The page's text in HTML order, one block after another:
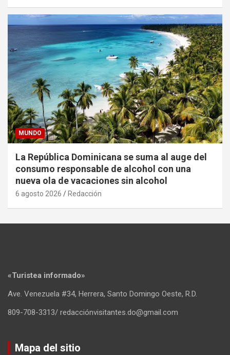
MUNDO
La República Dominicana se suma al auge del
consumo responsable de alcohol con una
nueva ola de vacaciones sin alcohol
6 agosto 2026 Redacción
«Turistea informado»
Ave. Venezuela #34, Herrera, Santo Domingo Oeste, R.D.
809-708-3313/ redacciónvisitantes.do@gmail.com
Mapa del sitio